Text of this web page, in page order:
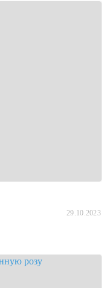
29.10.2023